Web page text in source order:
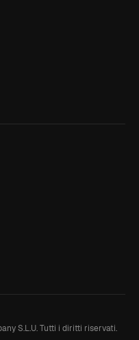
S.L.U. Tutti i diritti riservati.